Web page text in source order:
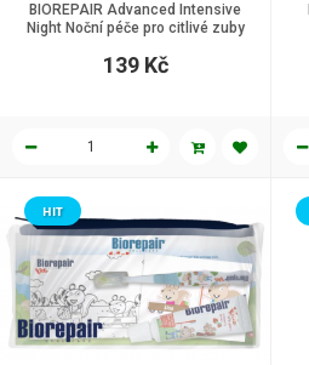
BIOREPAIR Advanced Intensive
Night Noční péče pro citlivé zuby
139 Kč
HIT